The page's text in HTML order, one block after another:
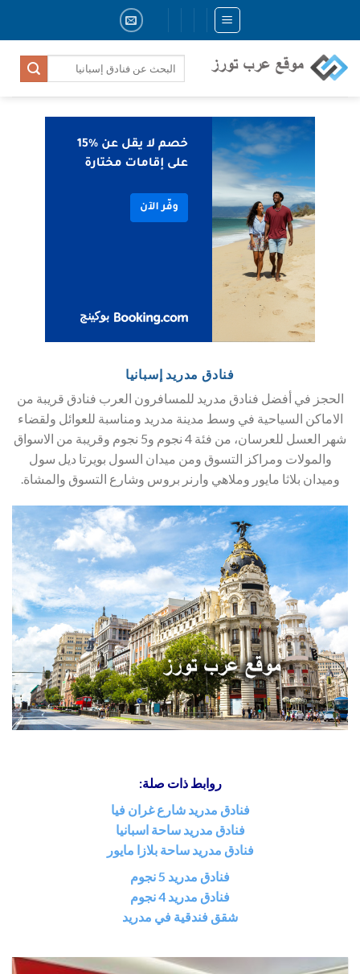
content
فنادق مدريد إسبانيا
الحجز في أفضل فنادق مدريد للمسافرون العرب فنادق قريبة من
الاماكن السياحية في وسط مدينة مدريد ومناسبة للعوائل ولقضاء
شهر العسل للعرسان، من فئة 4 نجوم و5 نجوم وقريبة من الاسواق
والمولات ومراكز التسوق ومن ميدان السول بويرتا ديل سول
وميدان بلاثا مايور وملاهي وارنر بروس وشارع التسوق والمشاة.
روابط ذات صلة:
فنادق مدريد شارع غران فيا
فنادق مدريد ساحة اسبانيا
فنادق مدريد ساحة بلازا مايور
فنادق مدريد 5 نجوم
فنادق مدريد 4 نجوم
شقق فندقية في مدريد